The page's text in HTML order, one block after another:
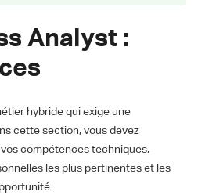
Analyst :
hybride qui exige une
cette section, vous devez
compétences techniques,
les plus pertinentes et les